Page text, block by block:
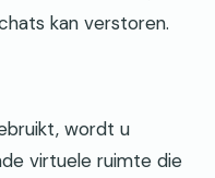
kan verstoren.
wordt u
virtuele ruimte die